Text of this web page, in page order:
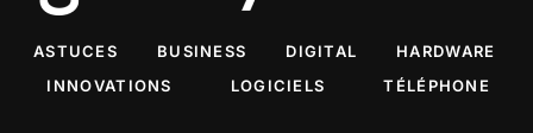
ASTUCES BUSINESS DIGITAL
HARDWARE
INNOVATIONS
LOGICIELS TÉLÉPHONE